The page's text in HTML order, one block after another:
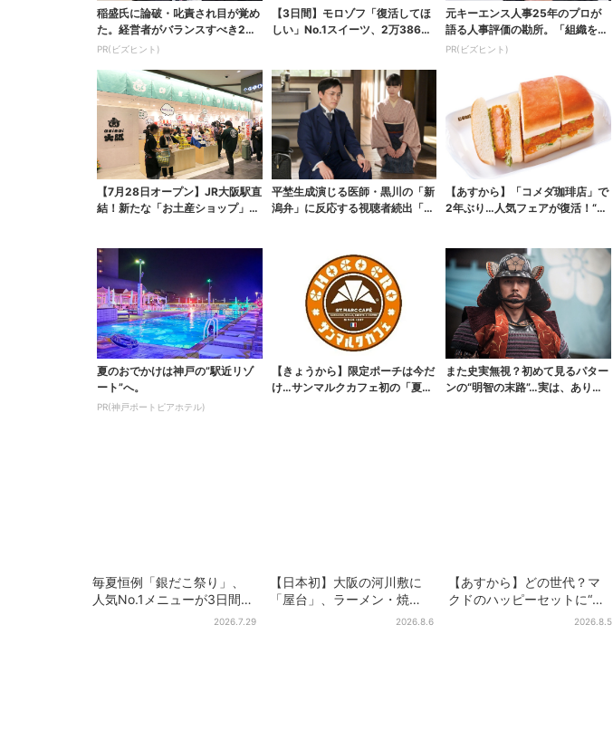
稲盛氏に論破・叱責され目が覚め
た。経営者がバランスすべき2つ
の背反
PR(ビズヒント)
【3日間】モロゾフ「復活してほ
しい」No.1スイーツ、2万3865
元キーエンス人事25年のプロが
語る人事評価の勘所。「組織を腐
らせるNG評価」とは...
PR(ビズヒント)
【7月28日オープン】JR大阪駅直
結！新たな「お土産ショップ」、
平埜生成演じる医師・黒川の「新
潟弁」に反応する視聴者続出「グ
【あすから】「コメダ珈琲店」で
2年ぶり…人気フェアが復活！“ハ
夏のおでかけは神戸の”駅近リゾ
ート”へ。
PR(神戸ポートピアホテル)
【きょうから】限定ポーチは今だ
け…サンマルクカフェ初の「夏福
また史実無視？初めて見るパター
ンの“明智の末路”…実は、ありえ
毎夏恒例「銀だこ祭り」、
人気No.1メニューが3日間だ
2026.7.29
【日本初】大阪の河川敷に
「屋台」、ラーメン・焼
肉・しゃぶしゃぶ・カフェ
2026.8.6
【あすから】どの世代？マ
クドのハッピーセットに“ポ
ケモンおもちゃ”、歴代30匹
2026.8.5